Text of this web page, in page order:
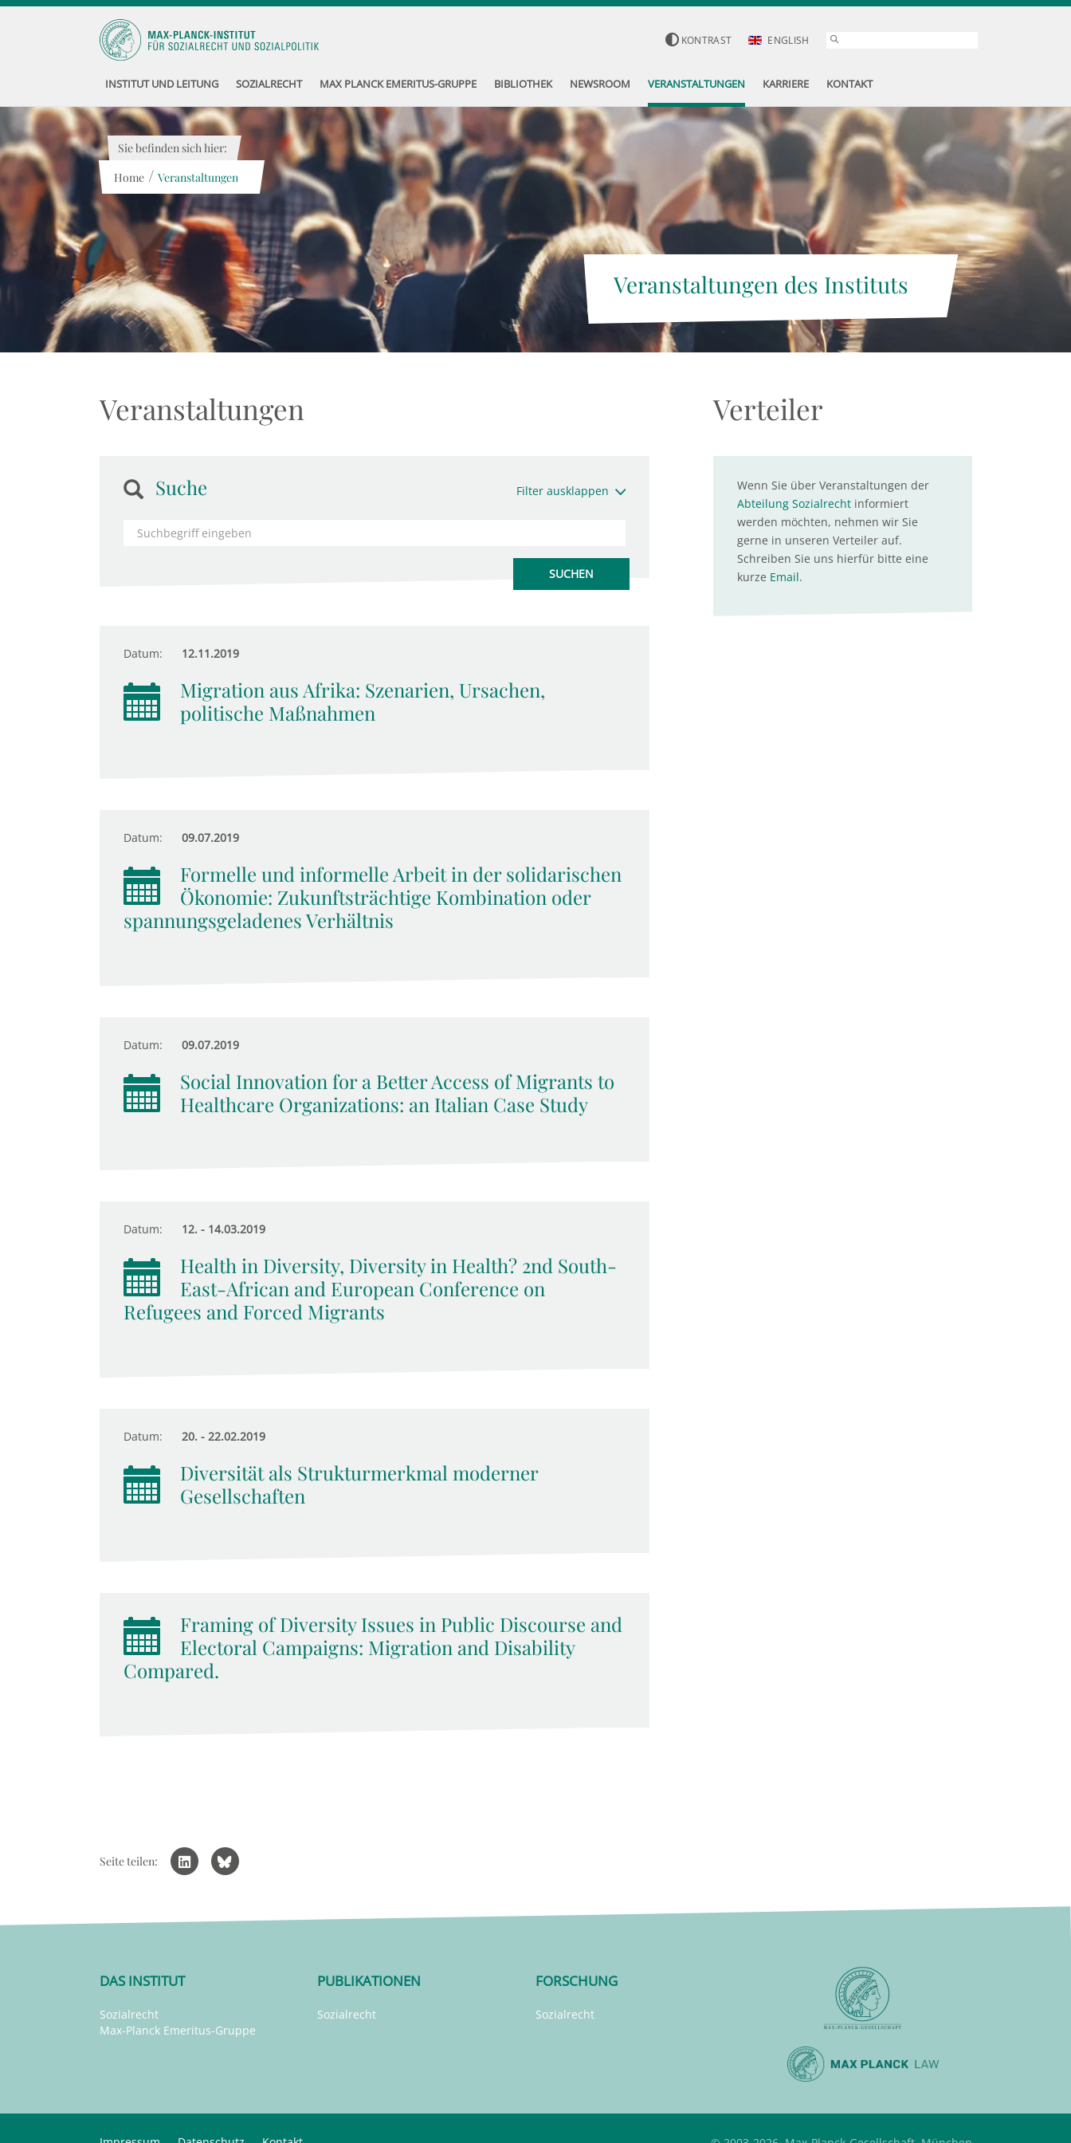
KONTRAST ENGLISH
INSTITUT UND LEITUNG SOZIALRECHT MAX PLANCK EMERITUS-GRUPPE BIBLIOTHEK NEWSROOM VERANSTALTUNGEN KARRIERE KONTAKT
Veranstaltungen des Instituts
Sie befinden sich hier:
Home / Veranstaltungen
Veranstaltungen
Suche Filter ausklappen
Datum: 12.11.2019
Migration aus Afrika: Szenarien, Ursachen,
politische Maßnahmen
Datum: 09.07.2019
Formelle und informelle Arbeit in der solidarischen
Ökonomie: Zukunftsträchtige Kombination oder
spannungsgeladenes Verhältnis
Datum: 09.07.2019
Social Innovation for a Better Access of Migrants to
Healthcare Organizations: an Italian Case Study
Datum: 12. - 14.03.2019
Health in Diversity, Diversity in Health? 2nd South-
East-African and European Conference on
Refugees and Forced Migrants
Datum: 20. - 22.02.2019
Diversität als Strukturmerkmal moderner
Gesellschaften
Framing of Diversity Issues in Public Discourse and
Electoral Campaigns: Migration and Disability
Compared.
Verteiler
Wenn Sie über Veranstaltungen der
Abteilung Sozialrechtinformiert
werden möchten, nehmen wir Sie
gerne in unseren Verteiler auf.
Schreiben Sie uns hierfür bitte eine
kurze Email.
Seite teilen:
DAS INSTITUT
Sozialrecht
Max-Planck Emeritus-Gruppe
PUBLIKATIONEN
Sozialrecht
FORSCHUNG
Sozialrecht